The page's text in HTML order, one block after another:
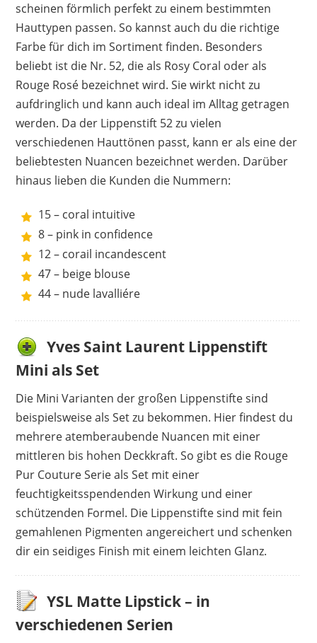
scheinen förmlich perfekt zu einem bestimmten
Hauttypen passen. So kannst auch du die richtige
Farbe für dich im Sortiment finden. Besonders
beliebt ist die Nr. 52, die als Rosy Coral oder als
Rouge Rosé bezeichnet wird. Sie wirkt nicht zu
aufdringlich und kann auch ideal im Alltag getragen
werden. Da der Lippenstift 52 zu vielen
verschiedenen Hauttönen passt, kann er als eine der
beliebtesten Nuancen bezeichnet werden. Darüber
hinaus lieben die Kunden die Nummern:
15 – coral intuitive
8 – pink in confidence
12 – corail incandescent
47 – beige blouse
44 – nude lavalliére
Yves Saint Laurent Lippenstift
Mini als Set
Die Mini Varianten der großen Lippenstifte sind
beispielsweise als Set zu bekommen. Hier findest du
mehrere atemberaubende Nuancen mit einer
mittleren bis hohen Deckkraft. So gibt es die Rouge
Pur Couture Serie als Set mit einer
feuchtigkeitsspendenden Wirkung und einer
schützenden Formel. Die Lippenstifte sind mit fein
gemahlenen Pigmenten angereichert und schenken
dir ein seidiges Finish mit einem leichten Glanz.
YSL Matte Lipstick – in
verschiedenen Serien